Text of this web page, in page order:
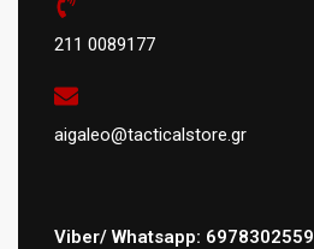
211 0089177
aigaleo@tacticalstore.gr
Viber/ Whatsapp: 6978302559